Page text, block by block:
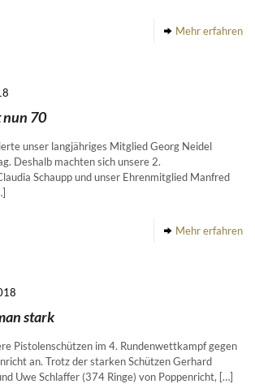
Mehr erfahren
nun 70
unser langjähriges Mitglied Georg Neidel
Deshalb machten sich unsere 2.
Schaupp und unser Ehrenmitglied Manfred
Mehr erfahren
stark
Pistolenschützen im 4. Rundenwettkampf gegen
an. Trotz der starken Schützen Gerhard
Uwe Schlaffer (374 Ringe) von Poppenricht, […]